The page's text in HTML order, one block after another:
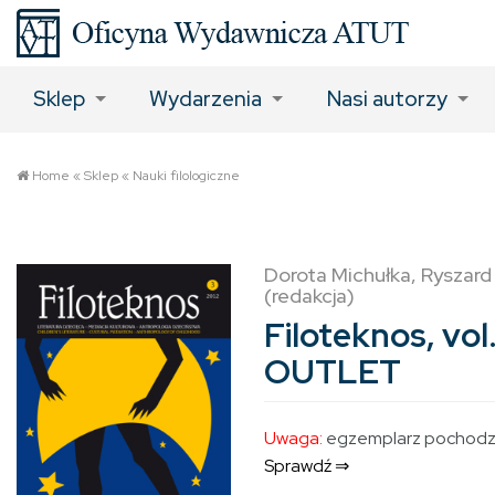
Sklep Wydarzenia Nasi autorzy
Home «Sklep« Nauki filologiczne
Dorota Michułka,
(redakcja)
Filoteknos,
OUTLET
Uwaga: egzemplarz
Sprawdź ⇒